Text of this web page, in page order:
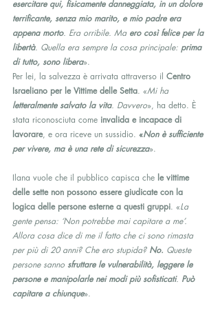
esercitare qui, fisicamente danneggiata, in un dolore
terrificante, senza mio marito, e mio padre era
appena morto. Era orribile. Ma ero così felice per la
libertà. Quella era sempre la cosa principale: prima
di tutto, sono libera».
Per lei, la salvezza è arrivata attraverso il Centro
Israeliano per le Vittime delle Setta. «Mi ha
letteralmente salvato la vita. Davvero», ha detto. È
stata riconosciuta come invalida e incapace di
lavorare, e ora riceve un sussidio. «Non è sufficiente
per vivere, ma è una rete di sicurezza».
Ilana vuole che il pubblico capisca che le vittime
delle sette non possono essere giudicate con la
logica delle persone esterne a questi gruppi. «La
gente pensa: ‘Non potrebbe mai capitare a me’.
Allora cosa dice di me il fatto che ci sono rimasta
per più di 20 anni? Che ero stupida? No. Queste
persone sanno sfruttare le vulnerabilità, leggere le
persone e manipolarle nei modi più sofisticati. Può
capitare a chiunque».